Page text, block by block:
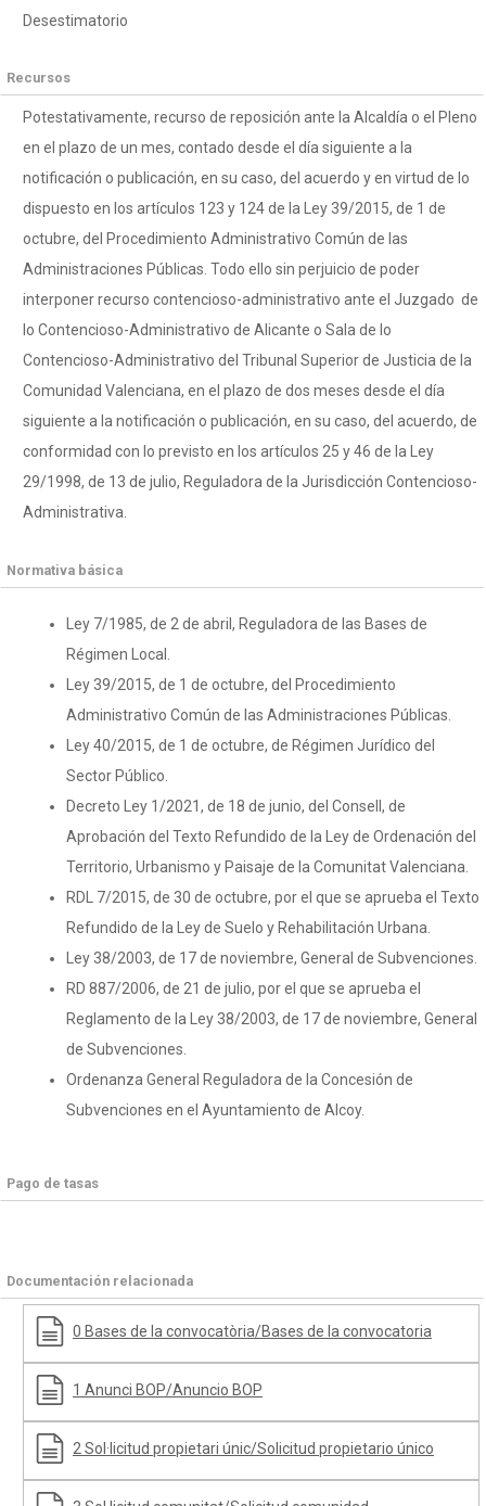
Desestimatorio
Recursos
Potestativamente, recurso de reposición ante la Alcaldía o el Pleno
en el plazo de un mes, contado desde el día siguiente a la
notificación o publicación, en su caso, del acuerdo y en virtud de lo
dispuesto en los artículos 123 y 124 de la Ley 39/2015, de 1 de
octubre, del Procedimiento Administrativo Común de las
Administraciones Públicas. Todo ello sin perjuicio de poder
interponer recurso contencioso-administrativo ante el Juzgado de
lo Contencioso-Administrativo de Alicante o Sala de lo
Contencioso-Administrativo del Tribunal Superior de Justicia de la
Comunidad Valenciana, en el plazo de dos meses desde el día
siguiente a la notificación o publicación, en su caso, del acuerdo, de
conformidad con lo previsto en los artículos 25 y 46 de la Ley
29/1998, de 13 de julio, Reguladora de la Jurisdicción Contencioso-
Administrativa.
Normativa básica
Ley 7/1985, de 2 de abril, Reguladora de las Bases de
Régimen Local.
Ley 39/2015, de 1 de octubre, del Procedimiento
Administrativo Común de las Administraciones Públicas.
Ley 40/2015, de 1 de octubre, de Régimen Jurídico del
Sector Público.
Decreto Ley 1/2021, de 18 de junio, del Consell, de
Aprobación del Texto Refundido de la Ley de Ordenación del
Territorio, Urbanismo y Paisaje de la Comunitat Valenciana.
RDL 7/2015, de 30 de octubre, por el que se aprueba el Texto
Refundido de la Ley de Suelo y Rehabilitación Urbana.
Ley 38/2003, de 17 de noviembre, General de Subvenciones.
RD 887/2006, de 21 de julio, por el que se aprueba el
Reglamento de la Ley 38/2003, de 17 de noviembre, General
de Subvenciones.
Ordenanza General Reguladora de la Concesión de
Subvenciones en el Ayuntamiento de Alcoy.
Pago de tasas
Documentación relacionada
0 Bases de la convocatòria/Bases de la convocatoria
1 Anunci BOP/Anuncio BOP
2 Sol·licitud propietari únic/Solicitud propietario único